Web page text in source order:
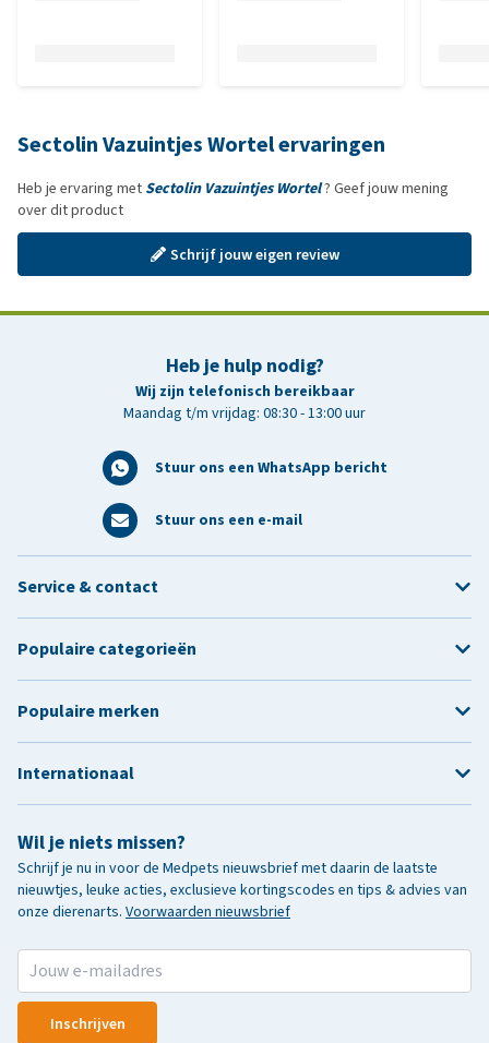
Sectolin Vazuintjes Wortel ervaringen
Heb je ervaring met Sectolin Vazuintjes Wortel? Geef jouw mening
over dit product
Schrijf jouw eigen review
Heb je hulp nodig?
Wij zijn telefonisch bereikbaar
Maandag t/m vrijdag: 08:30 - 13:00 uur
Stuur ons een WhatsApp bericht
Stuur ons een e-mail
Wil je niets missen?
Schrijf je nu in voor de Medpets nieuwsbrief met daarin de laatste
nieuwtjes, leuke acties, exclusieve kortingscodes en tips & advies van
onze dierenarts. Voorwaarden nieuwsbrief
Inschrijven
Service & contact
Populaire categorieën
Populaire merken
Internationaal